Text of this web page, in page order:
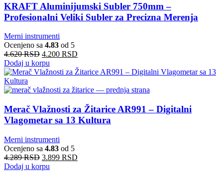
KRAFT Aluminijumski Subler 750mm –
Profesionalni Veliki Subler za Precizna Merenja
Merni instrumenti
Ocenjeno sa 4.83 od 5
4.620RSD 4.200 RSD
Dodaj u korpu
Merač Vlažnosti za Žitarice AR991 – Digitalni
Vlagometar sa 13 Kultura
Merni instrumenti
Ocenjeno sa 4.83 od 5
4.289RSD 3.899 RSD
Dodaj u korpu